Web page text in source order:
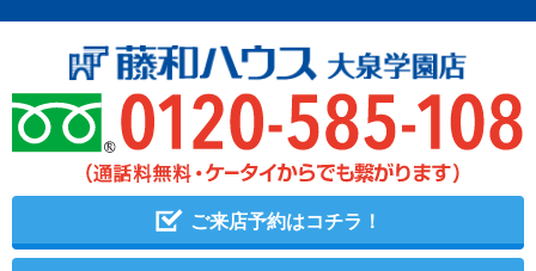
ご来店予約はコチラ！